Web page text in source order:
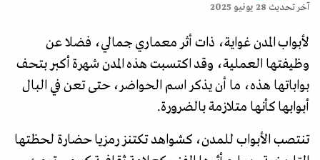
آخر تحديث 28 يونيو 2025
لأبواب المدن غواية، ذات أثر معماري جمالي، فضلا عن
وظيفتها العملية، وقد اكتسبت هذه المدن شهرة أكبر بتحف
بواباتها هذه، ما أن يذكر اسم الحواضر، حتى تعن في البال
أبوابها كأنها متلازمة بالضرورة.
تنتصب الأبواب للمدن، كشواهد تكتنز رمزيا حضارة لحظتها